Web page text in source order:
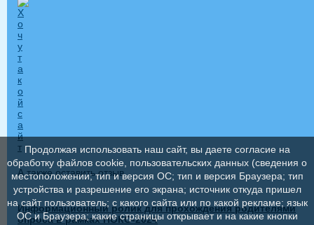
А также оставить отзыв
Информационный ролик для прохождения родителями
опроса в рамках НОКО-2024
Продолжая использовать наш сайт, вы даете согласие на
обработку файлов cookie, пользовательских данных (сведения о
местоположении; тип и версия ОС; тип и версия Браузера; тип
устройства и разрешение его экрана; источник откуда пришел
на сайт пользователь; с какого сайта или по какой рекламе; язык
ОС и Браузера; какие страницы открывает и на какие кнопки